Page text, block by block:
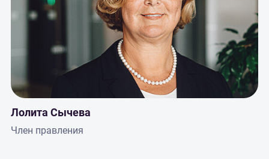
Лолита Сычева
Член правления